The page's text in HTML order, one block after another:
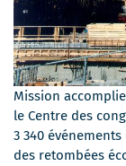
Mission
le Centre des
3 340
des retombées